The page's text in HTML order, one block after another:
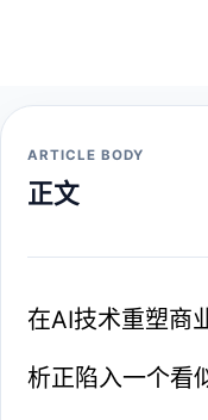
ARTICLE BODY
正文
在AI技术重塑商
析正陷入一个看